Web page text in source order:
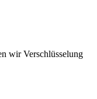
wir Verschlüsselung